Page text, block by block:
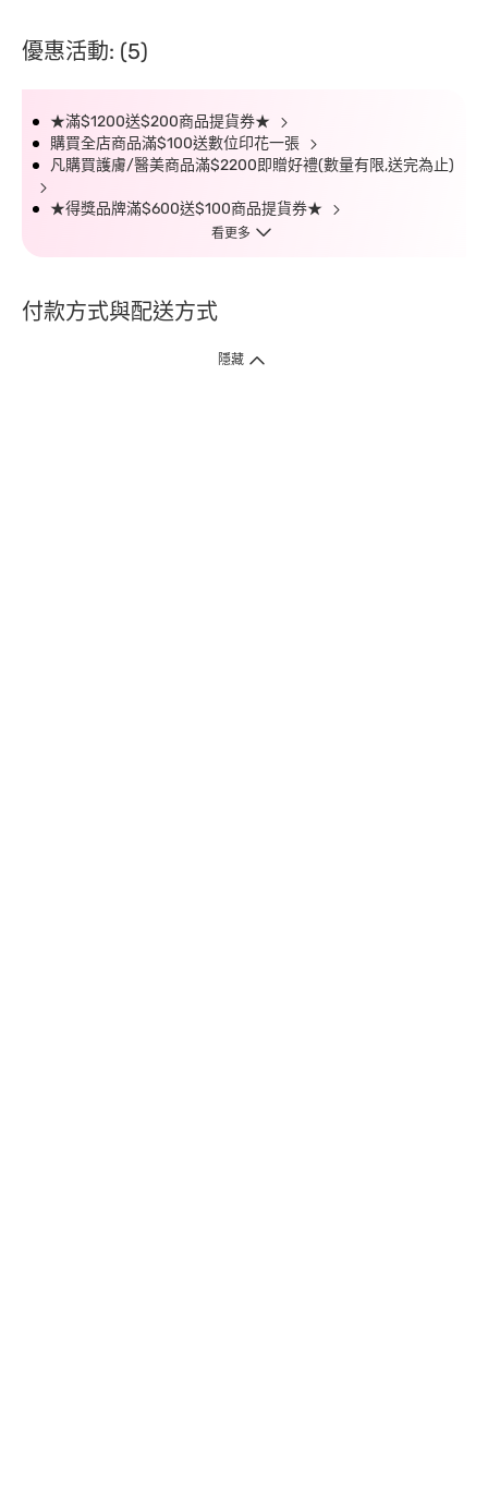
優惠活動: (5)
★滿$1200送$200商品提貨券★
購買全店商品滿$100送數位印花一張
凡購買護膚/醫美商品滿$2200即贈好禮(數量有限,送完為止)
★得獎品牌滿$600送$100商品提貨券★
看更多
付款方式與配送方式
隱藏